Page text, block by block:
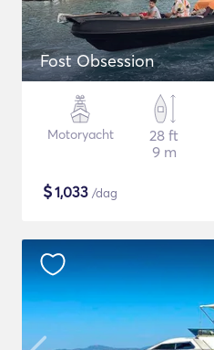
Fost Obsession
Motoryacht
28 ft
9 m
$1,033 /dag